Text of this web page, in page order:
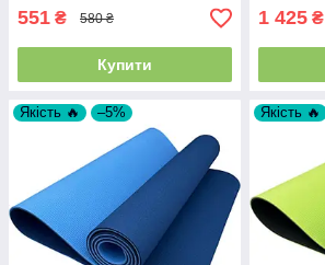
551 ₴ 580 ₴
Купити
1 425 ₴
Якість 🔥 –5% Якість 🔥